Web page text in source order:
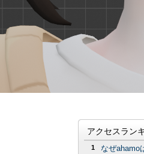
アクセスラン
1 なぜahamo